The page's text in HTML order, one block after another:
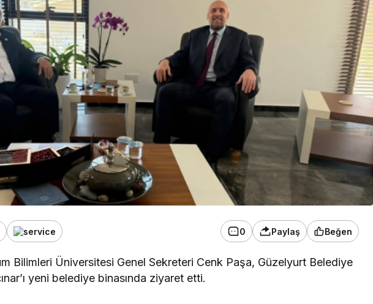
0 Paylaş Beğen
Bilimleri Üniversitesi Genel Sekreteri Cenk Paşa, Güzelyurt Belediye
yeni belediye binasında ziyaret etti.